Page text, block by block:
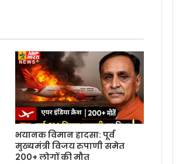
भयानक विमान हादसा: पूर्व
मुख्यमंत्री विजय रुपाणी समेत
200+ लोगों की मौत